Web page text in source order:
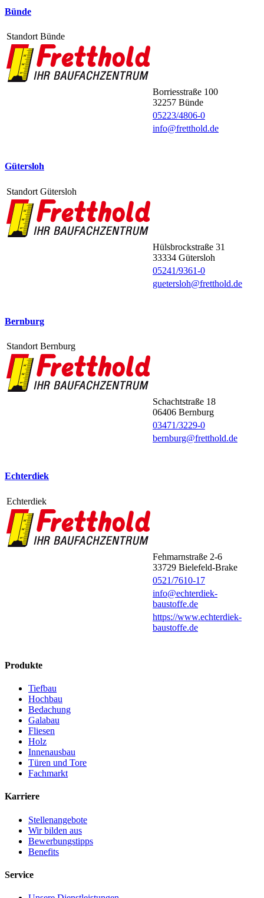
Bünde
Standort Bünde
Borriesstraße 100
32257 Bünde
05223/4806-0
info@fretthold.de
Gütersloh
Standort Gütersloh
Hülsbrockstraße 31
33334 Gütersloh
05241/9361-0
guetersloh@fretthold.de
Bernburg
Standort Bernburg
Schachtstraße 18
06406 Bernburg
03471/3229-0
bernburg@fretthold.de
Echterdiek
Echterdiek
Fehmarnstraße 2-6
33729 Bielefeld-Brake
0521/7610-17
info@echterdiek-
baustoffe.de
https://www.echterdiek-
baustoffe.de
Produkte
Tiefbau
Hochbau
Bedachung
Galabau
Fliesen
Holz
Innenausbau
Türen und Tore
Fachmarkt
Karriere
Stellenangebote
Wir bilden aus
Bewerbungstipps
Benefits
Service